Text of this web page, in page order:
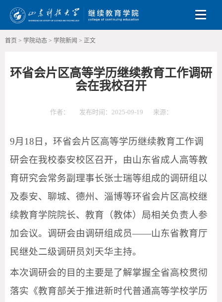
Toggle
首页 > 学院动态 > 学院新闻 > 正文
环省会片区高等学历继续教育工作调研
会在我校召开
作者： 发布时间：2025-09-19 来源：
9月18日，环省会片区高等学历继续教育工作调
研会在我校泰安校区召开，由山东省成人高等教
育研究会常务副理事长张士瑞等组成的调研组以
及泰安、聊城、德州、淄博等环省会片区高校继
续教育学院院长、教育（教体）局相关负责人参
加会议。调研会由调研组成员——山东省教育厅
民继处二级调研员刘天华主持。
本次调研会的目的主要是了解掌握全省高校贯彻
落实《教育部关于推进新时代普通高等学校学历